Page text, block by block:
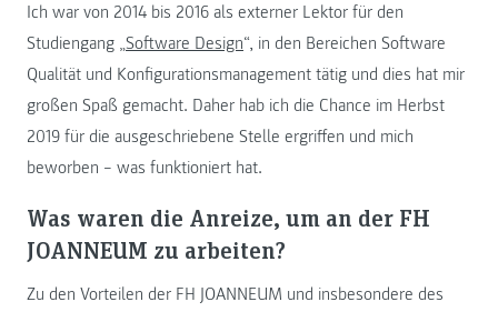
Ich war von 2014 bis 2016 als externer Lektor für den
Studiengang „Software Design“, in den Bereichen Software
Qualität und Konfigurationsmanagement tätig und dies hat mir
großen Spaß gemacht. Daher hab ich die Chance im Herbst
2019 für die ausgeschriebene Stelle ergriffen und mich
beworben – was funktioniert hat.
Was waren die Anreize, um an der FH
JOANNEUM zu arbeiten?
Zu den Vorteilen der FH JOANNEUM und insbesondere des